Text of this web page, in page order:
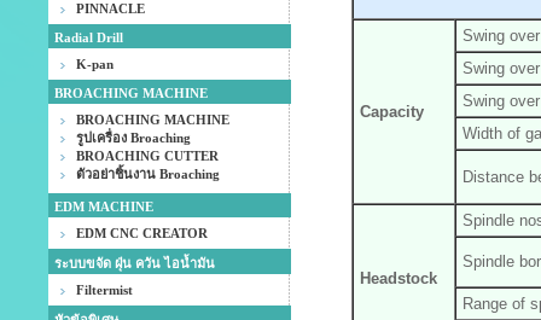
PINNACLE
Radial Drill
K-pan
BROACHING MACHINE
BROACHING MACHINE
รูปเครื่อง Broaching
BROACHING CUTTER
ตัวอย่าชิ้นงาน Broaching
EDM MACHINE
EDM CNC CREATOR
ระบบขจัด ฝุ่น ควัน ไอน้ำมัน
Filtermist
Capacity
Swing
Swing
Swing
Width of
Distance
Headstock
Spindle
Spindle
Range of